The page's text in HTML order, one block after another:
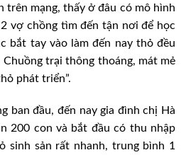
trên mạng, thấy ở đâu có mô hình
vợ chồng tìm đến tận nơi để học
bắt tay vào làm đến nay thỏ đều
Chuồng trại thông thoáng, mát mẻ
phát triển”.
ban đầu, đến nay gia đình chị Hà
200 con và bắt đầu có thu nhập
sinh sản rất nhanh, trung bình 1